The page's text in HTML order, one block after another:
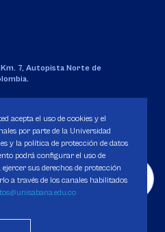
Km. 7, Autopista Norte de
del 14 de enero de 1980.
acepta el uso de cookies y el
por parte de la Universidad
y la política de protección de datos
podrá configurar el uso de
sus derechos de protección
a través de los canales habilitados